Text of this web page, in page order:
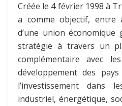
Créée le 4 février 1998 à
a comme objectif, entre
d’une union
stratégie à travers un
complémentaire avec
développement des
l’investissement dans
industriel, énergétique,